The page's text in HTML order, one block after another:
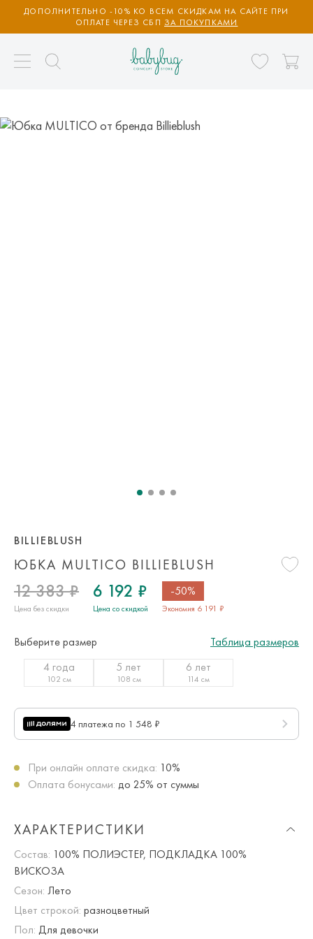
ДОПОЛНИТЕЛЬНО -10% КО ВСЕМ СКИДКАМ НА САЙТЕ ПРИ
ОПЛАТЕ ЧЕРЕЗ СБП ЗА ПОКУПКАМИ
ЮБКА MULTICO BILLIEBLUSH
BILLIEBLUSH
12 383 ₽
Цена без скидки
6 192 ₽
Цена со скидкой
-50%
Экономия 6 191 ₽
Выберите размер
Таблица размеров
4 года
102 см
5 лет
108 см
6 лет
114 см
4 платежа по 1 548 ₽
При онлайн оплате скидка: 10%
Оплата бонусами: до 25% от суммы
ХАРАКТЕРИСТИКИ
Состав: 100% ПОЛИЭСТЕР, ПОДКЛАДКА 100%
ВИСКОЗА
Сезон: Лето
Цвет строкой: разноцветный
Пол: Для девочки